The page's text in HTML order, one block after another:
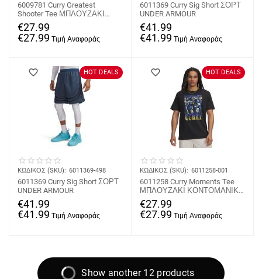
6009781 Curry Greatest
Shooter Tee ΜΠΛΟΥΖΑΚΙ
ΚΟΝΤΟΜΑΝΙΚΟ UNDER
ARMOUR
€27.99
€27.99
6011369 Curry Sig Short ΣΟΡΤ
UNDER ARMOUR
€41.99
€41.99
HOT DEALS
ΚΩΔΙΚΟΣ (SKU): 6011369-498
6011369 Curry Sig Short ΣΟΡΤ
UNDER ARMOUR
€41.99
€41.99
HOT DEALS
ΚΩΔΙΚΟΣ (SKU): 6011258-001
6011258 Curry Moments Tee
ΜΠΛΟΥΖΑΚΙ ΚΟΝΤΟΜΑΝΙΚΟ
UNDER ARMOUR
€27.99
€27.99
Show another 12 products